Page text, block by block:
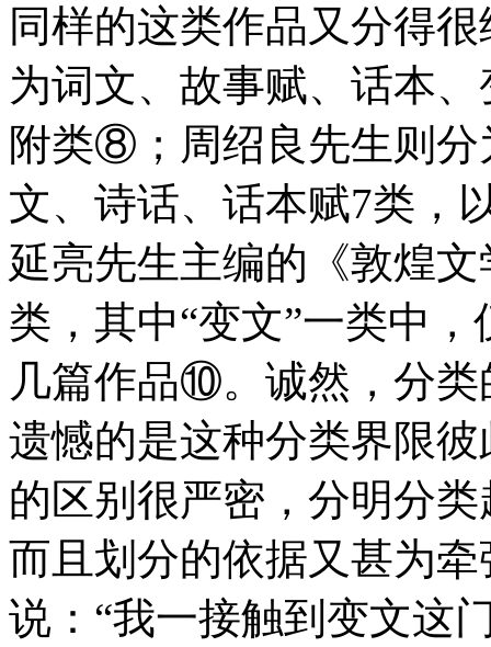
同样的这类作品又分得
为词文、故事赋、话本
附类⑧；周绍良先生则
文、诗话、话本赋7类，
延亮先生主编的《敦煌
类，其中“变文”一类中，
几篇作品⑩。诚然，分
遗憾的是这种分类界限
的区别很严密，分明分
而且划分的依据又甚为
说：“我一接触到变文这